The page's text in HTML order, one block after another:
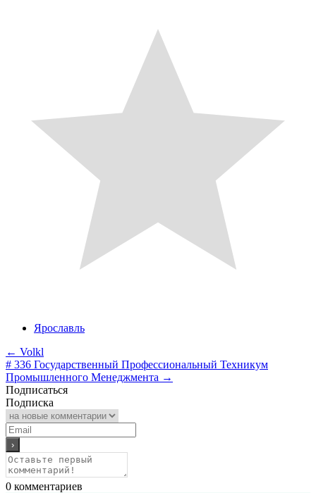
Ярославль
← Volkl
# 336 Государственный Профессиональный Техникум
Промышленного Менеджмента →
Подписаться
Подписка
0 комментариев